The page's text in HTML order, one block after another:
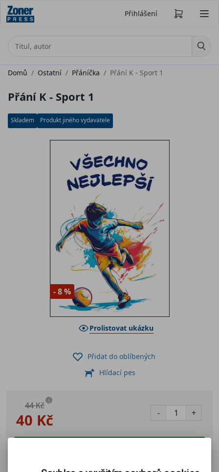
Přihlášení
Domů / Ostatní / Přáníčka / Přání K - Sport 1
Přání K - Sport 1
Skladem Produkt jiného vydavatele
- 8 %
Prolistovat ukázku
40 Kč
44 Kč i
- +
Přidat do oblíbených
Hlídací pes